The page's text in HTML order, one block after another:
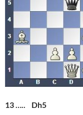
13 ….. Dh5